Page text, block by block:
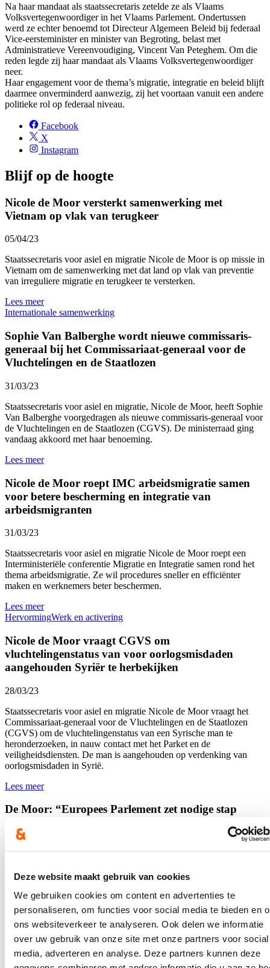
Deze website maakt gebruik van cookies
We gebruiken cookies om content en advertenties te
personaliseren, om functies voor social media te bieden en
ons websiteverkeer te analyseren. Ook delen we informatie
over uw gebruik van onze site met onze partners voor social
media, adverteren en analyse. Deze partners kunnen deze
Na haar mandaat als staatssecretaris zetelde ze als Vlaams
Volksvertegenwoordiger in het Vlaams Parlement. Ondertussen
werd ze echter benoemd tot Directeur Algemeen Beleid bij federaal
Vice-eersteminister en minister van Begroting, belast met
Administratieve Vereenvoudiging, Vincent Van Peteghem. Om die
reden legde zij haar mandaat als Vlaams Volksvertegenwoordiger
neer.
Haar engagement voor de thema’s migratie, integratie en beleid blijft
daarmee onverminderd aanwezig, zij het voortaan vanuit een andere
politieke rol op federaal niveau.
Facebook
X
Instagram
Blijf op de hoogte
Nicole de Moor versterkt samenwerking met
Vietnam op vlak van terugkeer
05/04/23
Staatssecretaris voor asiel en migratie Nicole de Moor is op missie in
Vietnam om de samenwerking met dat land op vlak van preventie
van irreguliere migratie en terugkeer te versterken.
Lees meer
Internationale samenwerking
Sophie Van Balberghe wordt nieuwe commissaris-
generaal bij het Commissariaat-generaal voor de
Vluchtelingen en de Staatlozen
31/03/23
Staatssecretaris voor asiel en migratie, Nicole de Moor, heeft Sophie
Van Balberghe voorgedragen als nieuwe commissaris-generaal voor
de Vluchtelingen en de Staatlozen (CGVS). De ministerraad ging
vandaag akkoord met haar benoeming.
Lees meer
Nicole de Moor roept IMC arbeidsmigratie samen
voor betere bescherming en integratie van
arbeidsmigranten
31/03/23
Staatssecretaris voor asiel en migratie Nicole de Moor roept een
Interministeriële conferentie Migratie en Integratie samen rond het
thema arbeidsmigratie. Ze wil procedures sneller en efficiënter
maken en werknemers beter beschermen.
Lees meer
HervormingWerk en activering
Nicole de Moor vraagt CGVS om
vluchtelingenstatus van voor oorlogsmisdaden
aangehouden Syriër te herbekijken
28/03/23
Staatssecretaris voor asiel en migratie Nicole de Moor vraagt het
Commissariaat-generaal voor de Vluchtelingen en de Staatlozen
(CGVS) om de vluchtelingenstatus van een Syrische man te
heronderzoeken, in nauw contact met het Parket en de
veiligheidsdiensten. De man is aangehouden op verdenking van
oorlogsmisdaden in Syrië.
Lees meer
De Moor: “Europees Parlement zet nodige stap
niet achterblijven.”
De Commissie Burgerlijke Vrijheden van het Europees Parlement
(LIBE) heeft dinsdag via een stemming haar standpunt bepaald in
vier belangrijke asiel- en migratiedossiers. De leden van het
Europees Parlement krijgen daarmee een volledig mandaat om met
de Lidstaten te onderhandelen over de belangrijkste wetgevende
dossiers in het EU Asiel- en Migratiepact.
Lees meer
EuropaHervorming